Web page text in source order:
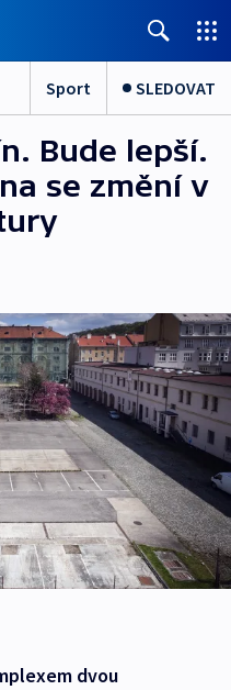
Sport SLEDOVAT
Bude lepší.
se změní v
dvou